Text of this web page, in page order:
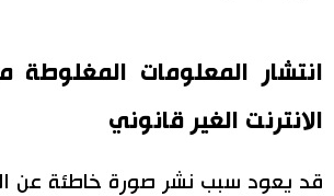
انتشار المعلومات
الانترنت الغير قانوني
قد يعود سبب نشر صورة خاطئة عن